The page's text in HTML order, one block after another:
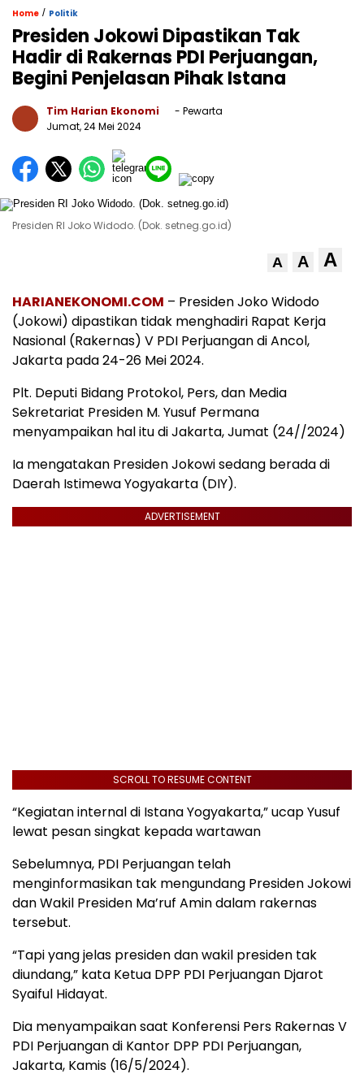
Home / Politik
Presiden Jokowi Dipastikan Tak
Hadir di Rakernas PDI Perjuangan,
Begini Penjelasan Pihak Istana
Tim Harian Ekonomi
- Pewarta
Jumat, 24 Mei 2024
Presiden RI Joko Widodo. (Dok. setneg.go.id)
A A A
HARIANEKONOMI.COM – Presiden Joko Widodo
(Jokowi) dipastikan tidak menghadiri Rapat Kerja
Nasional (Rakernas) V PDI Perjuangan di Ancol,
Jakarta pada 24-26 Mei 2024.
Plt. Deputi Bidang Protokol, Pers, dan Media
Sekretariat Presiden M. Yusuf Permana
menyampaikan hal itu di Jakarta, Jumat (24//2024)
Ia mengatakan Presiden Jokowi sedang berada di
Daerah Istimewa Yogyakarta (DIY).
ADVERTISEMENT
SCROLL TO RESUME CONTENT
“Kegiatan internal di Istana Yogyakarta,” ucap Yusuf
lewat pesan singkat kepada wartawan
Sebelumnya, PDI Perjuangan telah
menginformasikan tak mengundang Presiden Jokowi
dan Wakil Presiden Ma’ruf Amin dalam rakernas
tersebut.
“Tapi yang jelas presiden dan wakil presiden tak
diundang,” kata Ketua DPP PDI Perjuangan Djarot
Syaiful Hidayat.
Dia menyampaikan saat Konferensi Pers Rakernas V
PDI Perjuangan di Kantor DPP PDI Perjuangan,
Jakarta, Kamis (16/5/2024).